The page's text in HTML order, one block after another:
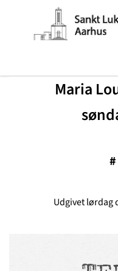
Maria
#
Udgivet lørdag